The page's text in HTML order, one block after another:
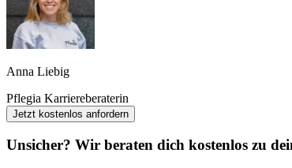
Anna Liebig
Pflegia Karriereberaterin
Jetzt kostenlos anfordern
Unsicher? Wir beraten dich kostenlos zu